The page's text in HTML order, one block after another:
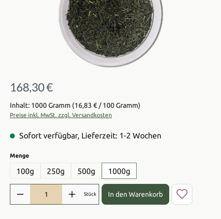
Regulärer Preis:
168,30 €
Inhalt: 1000 Gramm (16,83 € / 100 Gramm)
Preise inkl. MwSt. zzgl. Versandkosten
Sofort verfügbar, Lieferzeit: 1-2 Wochen
Mengeauswählen
100g 250g 500g 1000g
Produkt Anzahl: Gib den gewünschten Wert ein oder benutze die
Stück In den Warenkorb